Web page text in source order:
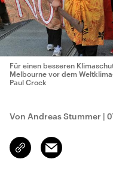
Für einen besseren
Melbourne vor dem
Paul Crock
Von Andreas Stummer |
Link
kopieren/teilen
Email